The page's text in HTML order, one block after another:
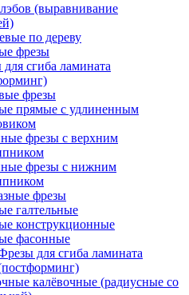
(выравнивание
по дереву
фрезы
сгиба ламината
фрезы
прямые с удлиненным
фрезы с верхним
фрезы с нижним
фрезы
галтельные
конструкционные
фасонные
для сгиба ламината
калёвочные (радиусные со